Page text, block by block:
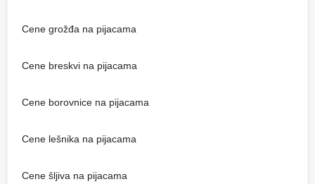
Cene grožđa na pijacama
Cene breskvi na pijacama
Cene borovnice na pijacama
Cene lešnika na pijacama
Cene šljiva na pijacama